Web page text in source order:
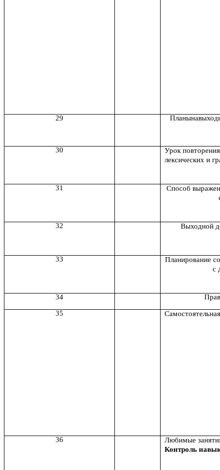
29
30
Урок
лексических и
31
Способ
32 Выходной
33
Планирование
с
34
35
36
Любимые
Контроль